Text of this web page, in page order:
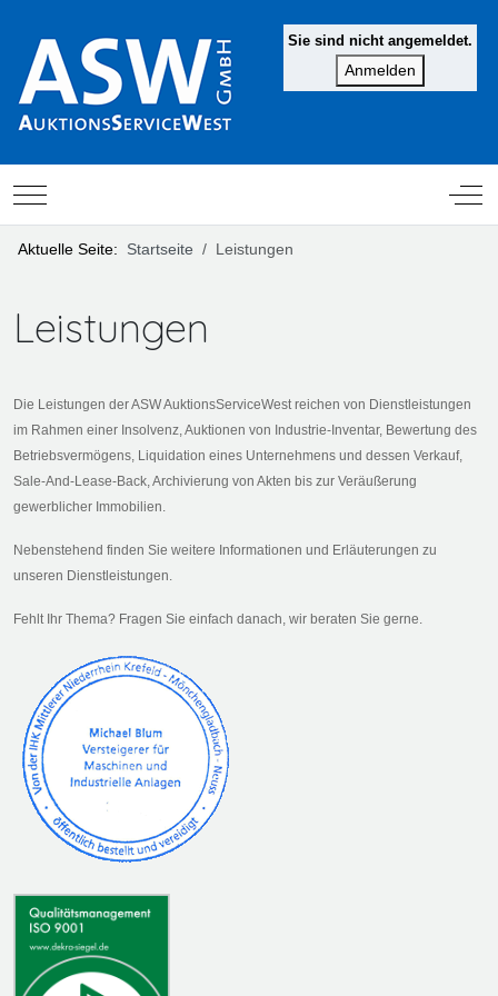
Sie sind nicht angemeldet.
Mobile Menu Toggle Off-
Aktuelle Seite: Startseite Leistungen
Leistungen
Die Leistungen der ASW AuktionsServiceWest reichen von Dienstleistungen
im Rahmen einer Insolvenz, Auktionen von Industrie-Inventar, Bewertung des
Betriebsvermögens, Liquidation eines Unternehmens und dessen Verkauf,
Sale-And-Lease-Back, Archivierung von Akten bis zur Veräußerung
gewerblicher Immobilien.
Nebenstehend finden Sie weitere Informationen und Erläuterungen zu
unseren Dienstleistungen.
Fehlt Ihr Thema? Fragen Sie einfach danach, wir beraten Sie gerne.